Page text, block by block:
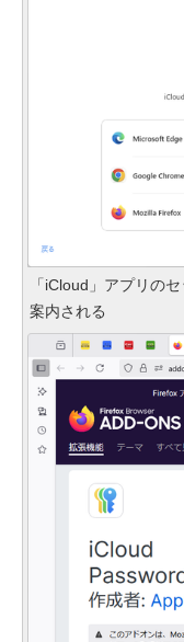
「iCloud」アプリの
案内される